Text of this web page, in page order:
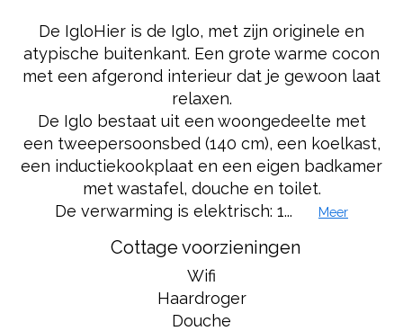
De IgloHier is de Iglo, met zijn originele en
atypische buitenkant. Een grote warme cocon
met een afgerond interieur dat je gewoon laat
relaxen.
De Iglo bestaat uit een woongedeelte met
een tweepersoonsbed (140 cm), een koelkast,
een inductiekookplaat en een eigen badkamer
met wastafel, douche en toilet.
De verwarming is elektrisch: 1...
Meer
Cottage voorzieningen
Wifi
Haardroger
Douche